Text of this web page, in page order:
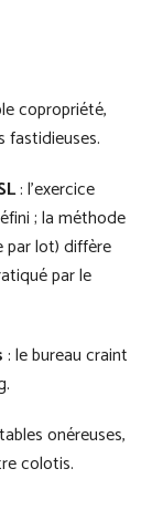
copropriété,
fastidieuses.
: l’exercice
; la méthode
par lot) diffère
par le
: le bureau craint
onéreuses,
colotis.